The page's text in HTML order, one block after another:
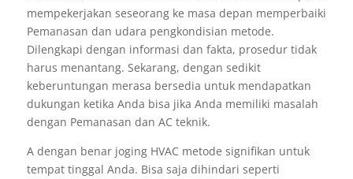
mempekerjakan seseorang ke masa depan memperbaiki
Pemanasan dan udara pengkondisian metode.
Dilengkapi dengan informasi dan fakta, prosedur tidak
harus menantang. Sekarang, dengan sedikit
keberuntungan merasa bersedia untuk mendapatkan
dukungan ketika Anda bisa jika Anda memiliki masalah
dengan Pemanasan dan AC teknik.
A dengan benar joging HVAC metode signifikan untuk
tempat tinggal Anda. Bisa saja dihindari seperti